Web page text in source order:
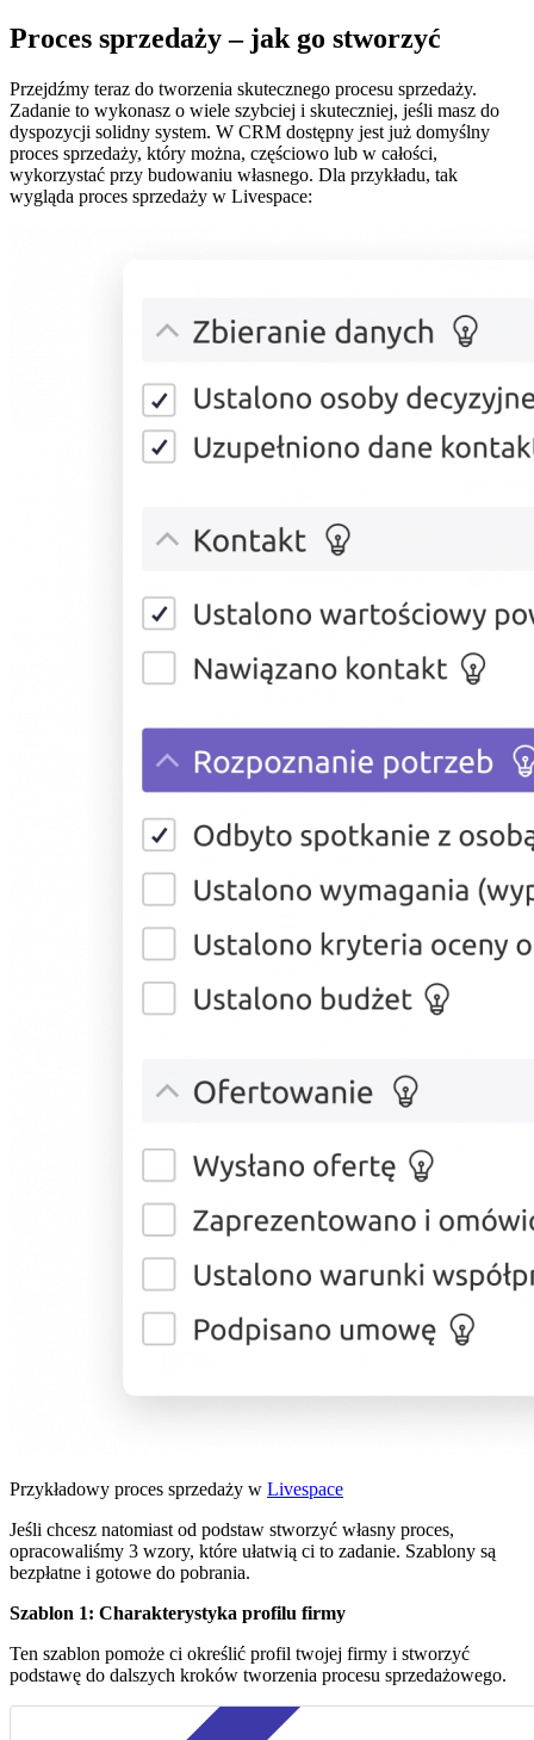
Proces sprzedaży – jak go stworzyć
Przejdźmy teraz do tworzenia skutecznego procesu sprzedaży.
Zadanie to wykonasz o wiele szybciej i skuteczniej, jeśli masz do
dyspozycji solidny system. W CRM dostępny jest już domyślny
proces sprzedaży, który można, częściowo lub w całości,
wykorzystać przy budowaniu własnego. Dla przykładu, tak
wygląda proces sprzedaży w Livespace:
Przykładowy proces sprzedaży w Livespace
Jeśli chcesz natomiast od podstaw stworzyć własny proces,
opracowaliśmy 3 wzory, które ułatwią ci to zadanie. Szablony są
bezpłatne i gotowe do pobrania.
Szablon 1: Charakterystyka profilu firmy
Ten szablon pomoże ci określić profil twojej firmy i stworzyć
podstawę do dalszych kroków tworzenia procesu sprzedażowego.